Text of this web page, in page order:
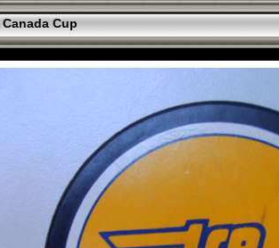
Canada Cup